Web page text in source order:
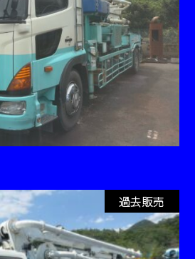
過去販売